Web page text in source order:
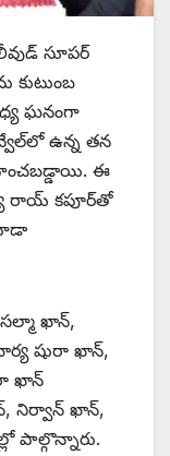
సూపర్
కుటుంబ
ఘనంగా
ఉన్న తన
ఈ
రాయ్ కపూర్‌తో
సల్మా ఖాన్,
షురా ఖాన్,
ఖాన్
నిర్వాన్ ఖాన్,
పాల్గొన్నారు.